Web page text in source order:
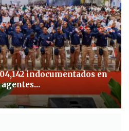
indocumentados en
agentes...